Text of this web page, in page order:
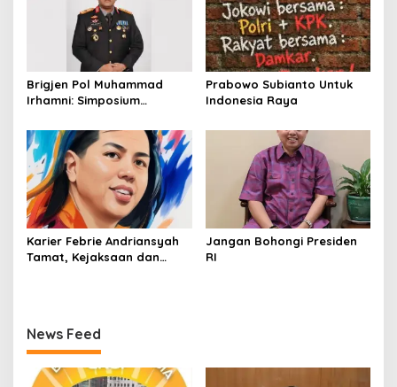
Brigjen Pol Muhammad
Irhamni: Simposium
Kejahatan SDA-LH 2026–
2030 Beri Banyak Masukan
Bagi APH
Prabowo Subianto Untuk
Indonesia Raya
Karier Febrie Andriansyah
Tamat, Kejaksaan dan
Jangan Bohongi Presiden
RI
News Feed